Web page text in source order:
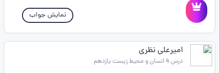
نمایش جواب
امیرعلی نظری
درس 4 انسان و محیط زیست یازدهم